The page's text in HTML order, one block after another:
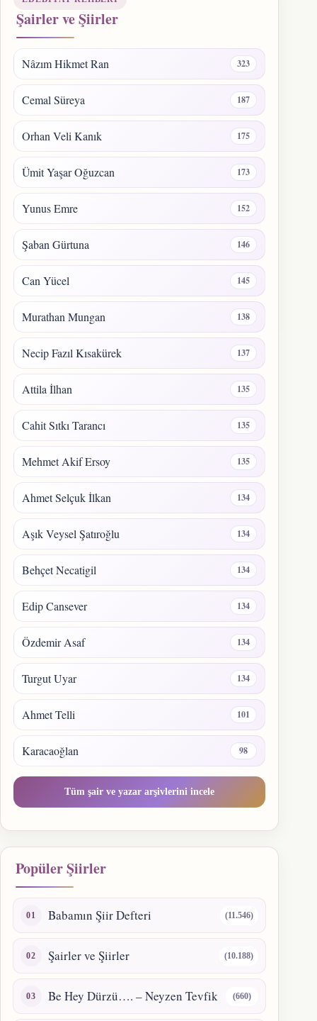
Şairler ve Şiirler
Nâzım Hikmet Ran 323
Cemal Süreya 187
Orhan Veli Kanık 175
Ümit Yaşar Oğuzcan 173
Yunus Emre 152
Şaban Gürtuna 146
Can Yücel 145
Murathan Mungan 138
Necip Fazıl Kısakürek 137
Attila İlhan 135
Cahit Sıtkı Tarancı 135
Mehmet Akif Ersoy 135
Ahmet Selçuk İlkan 134
Aşık Veysel Şatıroğlu 134
Behçet Necatigil 134
Edip Cansever 134
Özdemir Asaf 134
Turgut Uyar 134
Ahmet Telli 101
Karacaoğlan 98
Tüm şair ve yazar arşivlerini incele
Popüler Şiirler
Babamın Şiir Defteri (11.546)
Şairler ve Şiirler (10.188)
Be Hey Dürzü…. – Neyzen Tevfik (660)